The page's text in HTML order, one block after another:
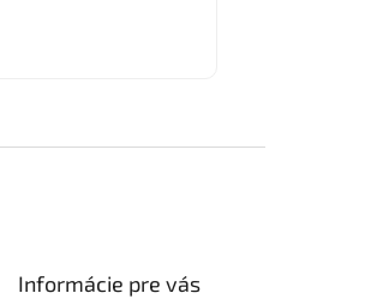
Informácie pre vás